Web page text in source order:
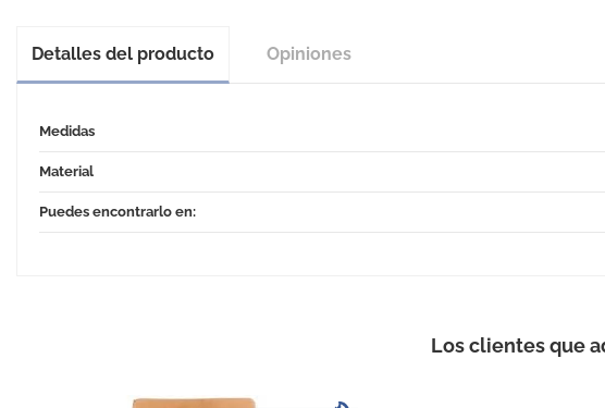
Detalles del producto Opiniones
Medidas
Material
Puedes encontrarlo en:
Los clientes que